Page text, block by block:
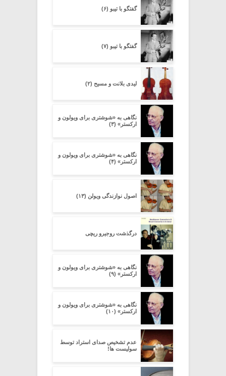
گفتگو با تیبو (۶)
گفتگو با تیبو (۷)
لیدی بلانت و مسیح (۲)
نگاهی به «شوشتری برای ویولون و
ارکستر» (۳)
نگاهی به «شوشتری برای ویولون و
ارکستر» (۴)
اصول نوازندگی ویولن (۱۳)
درگذشت روجیرو ریچی
نگاهی به «شوشتری برای ویولون و
ارکستر» (۹)
نگاهی به «شوشتری برای ویولون و
ارکستر» (۱۰)
عدم تشخیص صدای استراد توسط
سولیست ها!